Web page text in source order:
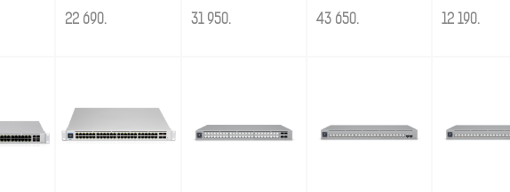
22 690.
31 950.
43 650.
12 190.